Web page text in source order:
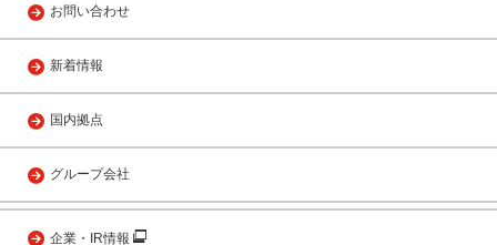
お問い合わせ
新着情報
国内拠点
グループ会社
企業・IR情報